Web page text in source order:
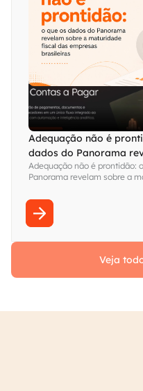
Adequação não é
dados do Panorama
maturidade fiscal das
Adequação não é prontidão:
Panorama revelam sobre a
Veja